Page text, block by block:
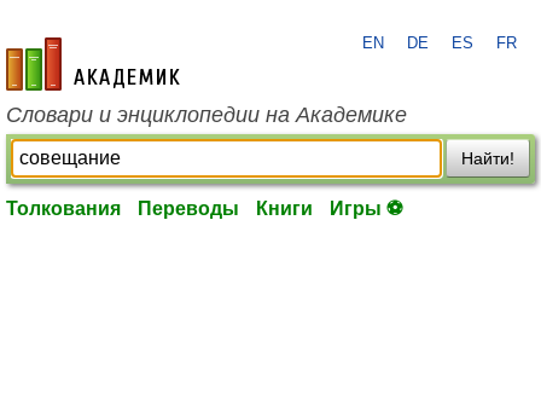
academic.ru
EN DE ES FR
Словари и энциклопедии на Академике
Найти!
Толкования Переводы Книги Игры ⚽